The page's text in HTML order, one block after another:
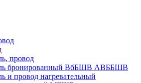
провод
бронированный ВбБШВ АВББШВ
и провод нагревательный